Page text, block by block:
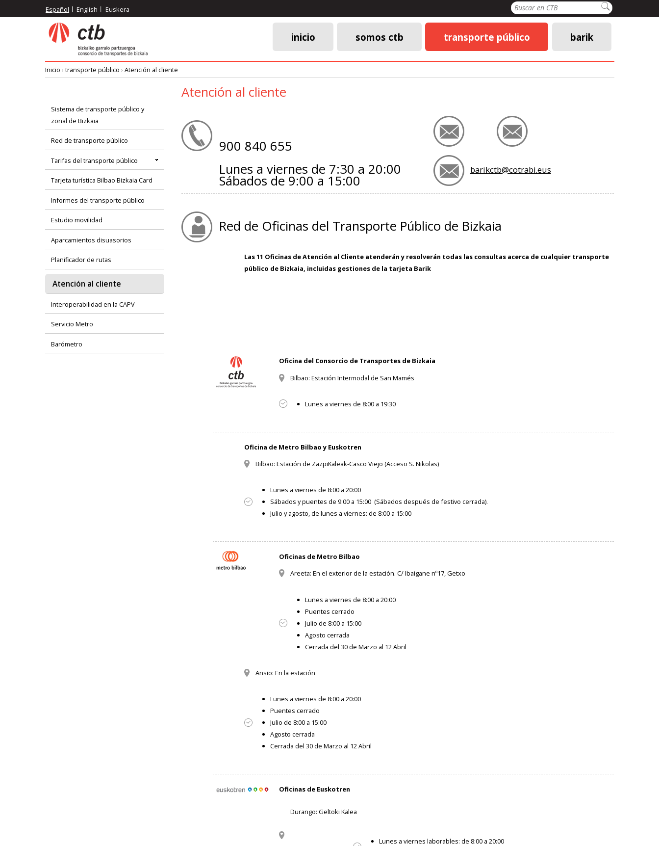
al
Buscar
Español English Euskera
Menú
principal
inicio somos ctb transporte público barik
de
navegación
Inicio › transporte público › Atención al cliente
Atención al cliente
900 840 655
Lunes a viernes de 7:30 a 20:00
Sábados de 9:00 a 15:00
barikctb@cotrabi.eus
Red de Oficinas del Transporte Público de Bizkaia
Las 11 Oficinas de Atención al Cliente atenderán y resolverán todas las consultas acerca de cualquier transporte
público de Bizkaia, incluidas gestiones de la tarjeta Barik
Oficina del Consorcio de Transportes de Bizkaia
Bilbao: Estación Intermodal de San Mamés
Lunes a viernes de 8:00 a 19:30
Oficina de Metro Bilbao y Euskotren
Bilbao: Estación de ZazpiKaleak-Casco Viejo (Acceso S. Nikolas)
Lunes a viernes de 8:00 a 20:00
Sábados y puentes de 9:00 a 15:00 (Sábados después de festivo cerrada).
Julio y agosto, de lunes a viernes: de 8:00 a 15:00
Oficinas de Metro Bilbao
Areeta: En el exterior de la estación. C/ Ibaigane nº17, Getxo
Lunes a viernes de 8:00 a 20:00
Puentes cerrado
Julio de 8:00 a 15:00
Agosto cerrada
Cerrada del 30 de Marzo al 12 Abril
Ansio: En la estación
Lunes a viernes de 8:00 a 20:00
Puentes cerrado
Julio de 8:00 a 15:00
Agosto cerrada
Cerrada del 30 de Marzo al 12 Abril
Oficinas de Euskotren
Durango: Geltoki Kalea
Lunes a viernes laborables: de 8:00 a 20:00
Menú
principal
Sistema de transporte público y
zonal de Bizkaia
Red de transporte público
Tarifas del transporte público
Tarjeta turística Bilbao Bizkaia Card
Informes del transporte público
Estudio movilidad
Aparcamientos disuasorios
Planificador de rutas
Atención al cliente
Interoperabilidad en la CAPV
Servicio Metro
Barómetro